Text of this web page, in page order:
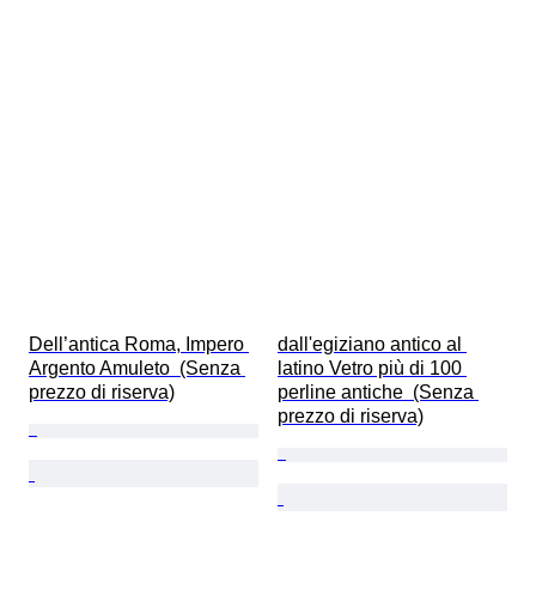
Dell’antica Roma, Impero
Argento Amuleto  (Senza
prezzo di riserva)
dall'egiziano antico al
latino Vetro più di 100
perline antiche  (Senza
prezzo di riserva)